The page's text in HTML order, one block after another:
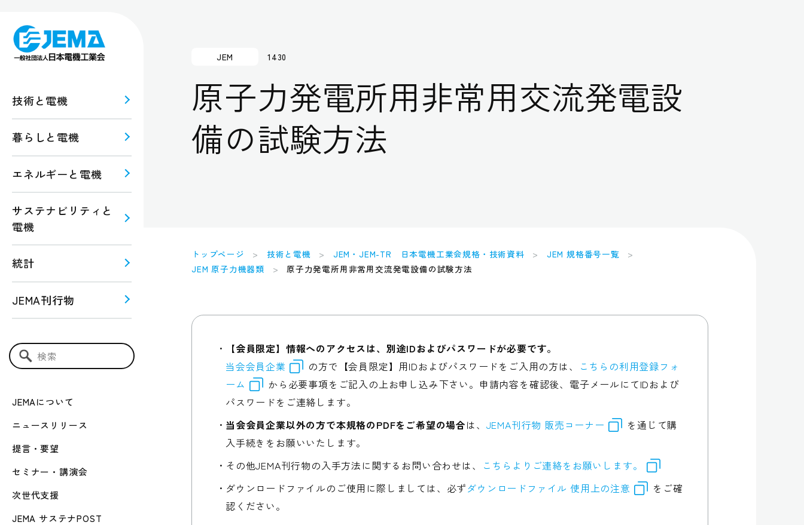
技術と電機
暮らしと電機
エネルギーと電機
サステナビリティと
電機
統計
JEMA刊行物
検索キーワード入力
JEMAについて
ニュースリリース
提言・要望
セミナー・講演会
次世代支援
JEMA サステナPOST
連
！
ギー
JEM 1430
原子力発電所用非常用交流発電設
備の試験方法
トップページ 技術と電機 JEM・JEM-TR 日本電機工業会規格・技術資料
JEM 規格番号一覧
JEM 原子力機器類
原子力発電所用非常用交流発電設備の試験方法
【会員限定】情報へのアクセスは、別途IDおよびパスワードが必要です。
当会会員企業
の方で【会員限定】用IDおよびパスワードをご入用の方は、
こちらの利用登録フォ
ーム
から必要事項をご記入の上お申し込み下さい。申請内容を確認後、電子メールにてIDおよび
パスワードをご連絡します。
当会会員企業以外の方で本規格のPDFをご希望の場合は、 JEMA刊行物 販売コーナー
を通じて購
入手続きをお願いいたします。
その他JEMA刊行物の入手方法に関するお問い合わせは、
こちらよりご連絡をお願いします。
ダウンロードファイルのご使用に際しましては、必ずダウンロードファイル 使用上の注意
をご確
認ください。